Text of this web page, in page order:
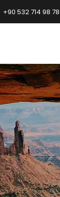
+90 532 714 98 78